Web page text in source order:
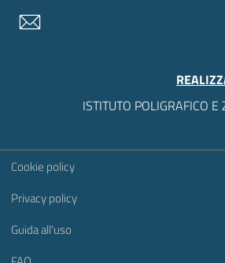
ISTITUTO POLIGRAFICO E
Sezione Link Utili
Cookie policy
Privacy policy
Guida all'uso